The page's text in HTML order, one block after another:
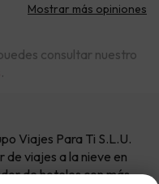
Mostrar más opiniones
consultar nuestro
.
Viajes Para Ti S.L.U.
de viajes a la nieve en
de hoteles con más